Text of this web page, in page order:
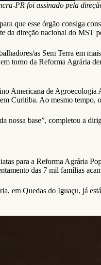
PR foi assinado pela
que esse órgão consiga
direção nacional do MST
as Sem Terra em
torno da Reforma Agrária
Americana de
Curitiba. Ao mesmo
nossa base”, completou a
para a Reforma Agrária
das 7 mil famílias
em Quedas do Iguaçu, já